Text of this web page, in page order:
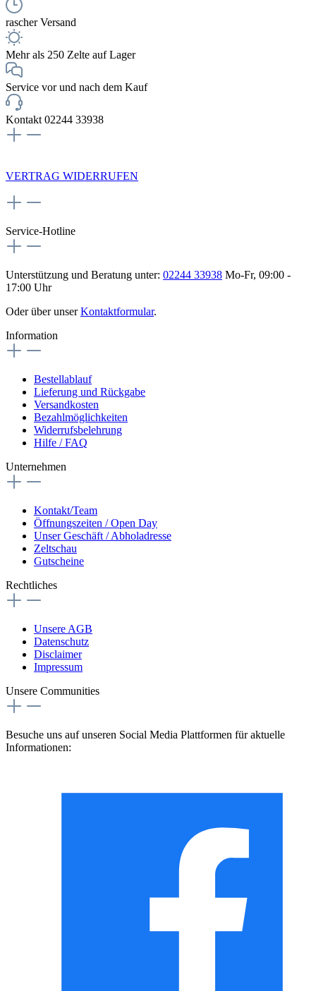
rascher Versand
Mehr als 250 Zelte auf Lager
Service vor und nach dem Kauf
Kontakt 02244 33938
VERTRAG WIDERRUFEN
Service-Hotline
Unterstützung und Beratung unter: 02244 33938 Mo-Fr, 09:00 -
17:00 Uhr
Oder über unserKontaktformular.
Information
Bestellablauf
Lieferung und Rückgabe
Versandkosten
Bezahlmöglichkeiten
Widerrufsbelehrung
Hilfe / FAQ
Unternehmen
Kontakt/Team
Öffnungszeiten / Open Day
Unser Geschäft / Abholadresse
Zeltschau
Gutscheine
Rechtliches
Unsere AGB
Datenschutz
Disclaimer
Impressum
Unsere Communities
Besuche uns auf unseren Social Media Plattformen für aktuelle
Informationen: